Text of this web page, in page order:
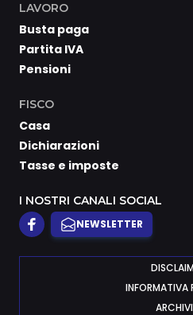
LAVORO
Busta paga
Partita IVA
Pensioni
FISCO
Casa
Dichiarazioni
Tasse e imposte
I NOSTRI CANALI SOCIAL
NEWSLETTER
INFORMATIVA